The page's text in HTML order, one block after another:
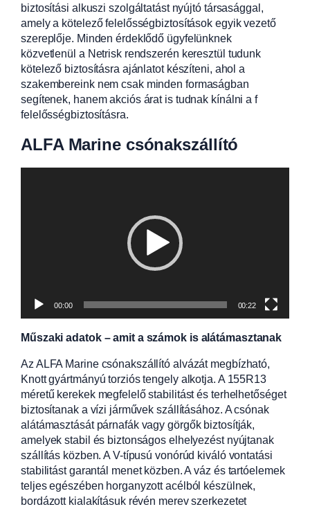
biztosítási alkuszi szolgáltatást nyújtó társasággal,
amely a kötelező felelősségbiztosítások egyik vezető
szereplője. Minden érdeklődő ügyfelünknek
közvetlenül a Netrisk rendszerén keresztül tudunk
kötelező biztosításra ajánlatot készíteni, ahol a
szakembereink nem csak minden formaságban
segítenek, hanem akciós árat is tudnak kínálni a f
felelősségbiztosításra.
ALFA Marine csónakszállító
00:00 00:22
Műszaki adatok – amit a számok is alátámasztanak
Az ALFA Marine csónakszállító alvázát megbízható,
Knott gyártmányú torziós tengely alkotja. A 155R13
méretű kerekek megfelelő stabilitást és terhelhetőséget
biztosítanak a vízi járművek szállításához. A csónak
alátámasztását párnafák vagy görgők biztosítják,
amelyek stabil és biztonságos elhelyezést nyújtanak
szállítás közben. A V-típusú vonórúd kiváló vontatási
stabilitást garantál menet közben. A váz és tartóelemek
teljes egészében horganyzott acélból készülnek,
bordázott kialakításuk révén merev szerkezetet